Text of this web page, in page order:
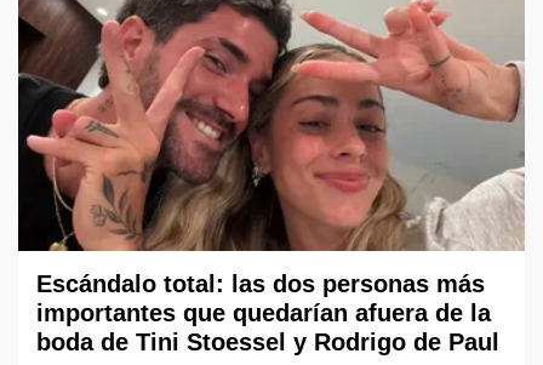
Escándalo total: las dos personas más
importantes que quedarían afuera de la
boda de Tini Stoessel y Rodrigo de Paul